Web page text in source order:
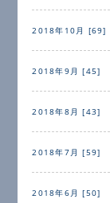
2018年10月 [69]
2018年9月 [45]
2018年8月 [43]
2018年7月 [59]
2018年6月 [50]